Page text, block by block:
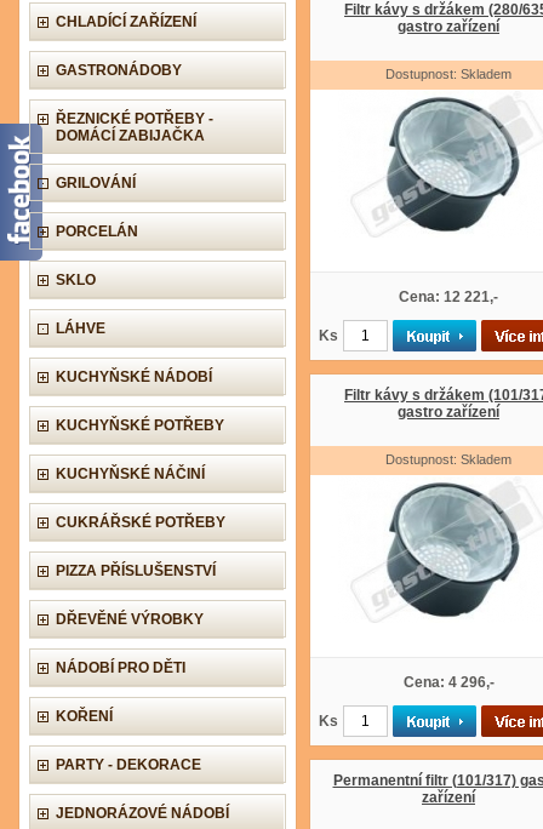
CHLADÍCÍ ZAŘÍZENÍ
GASTRONÁDOBY
ŘEZNICKÉ POTŘEBY -
DOMÁCÍ ZABIJAČKA
GRILOVÁNÍ
PORCELÁN
SKLO
LÁHVE
KUCHYŇSKÉ NÁDOBÍ
KUCHYŇSKÉ POTŘEBY
KUCHYŇSKÉ NÁČINÍ
CUKRÁŘSKÉ POTŘEBY
PIZZA PŘÍSLUŠENSTVÍ
DŘEVĚNÉ VÝROBKY
NÁDOBÍ PRO DĚTI
KOŘENÍ
PARTY - DEKORACE
JEDNORÁZOVÉ NÁDOBÍ
Filtr kávy s držákem (280/
gastro zařízení
Dostupnost: Skladem
Cena: 12 221,-
Ks
Filtr kávy s držákem (101/
gastro zařízení
Dostupnost: Skladem
Cena: 4 296,-
Ks
Permanentní filtr (101/317)
zařízení